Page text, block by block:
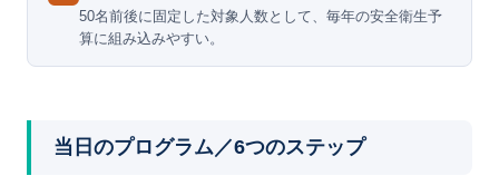
50名前後に固定した対象人数として、毎年の安全衛生予
算に組み込みやすい。
当日のプログラム／6つのステップ